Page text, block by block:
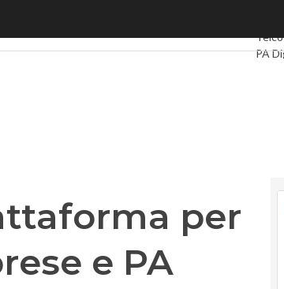
Telco
PA
per
e PA